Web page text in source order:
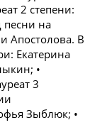
2 степени:
песни на
Апостолова. В
Екатерина
•
3
Зыблюк; •